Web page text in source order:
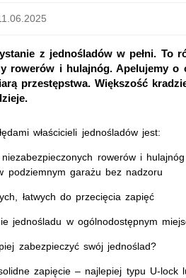
z jednośladów w pełni. To
rowerów i hulajnóg. Apelujemy o
przestępstwa. Większość
właścicieli jednośladów jest:
niezabezpieczonych rowerów i
podziemnym garażu bez nadzoru
łatwych do przecięcia zapięć
jednośladu w ogólnodostępnym
zabezpieczyć swój jednoślad?
zapięcie – najlepiej typu U-lock